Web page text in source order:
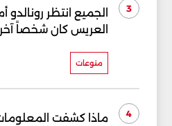
3
الجميع انتظر رونالدو
العريس كان شخصاً
منوعات
4
ماذا كشفت